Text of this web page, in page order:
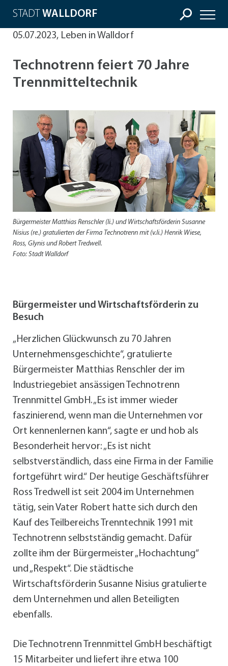
STADT WALLDORF
05.07.2023, Leben in Walldorf
Technotrenn feiert 70 Jahre
Trennmitteltechnik
Bürgermeister Matthias Renschler (li.) und Wirtschaftsförderin Susanne
Nisius (re.) gratulierten der Firma Technotrenn mit (v.li.) Henrik Wiese,
Ross, Glynis und Robert Tredwell.
Foto: Stadt Walldorf
Bürgermeister und Wirtschaftsförderin zu
Besuch
„Herzlichen Glückwunsch zu 70 Jahren
Unternehmensgeschichte“, gratulierte
Bürgermeister Matthias Renschler der im
Industriegebiet ansässigen Technotrenn
Trennmittel GmbH. „Es ist immer wieder
faszinierend, wenn man die Unternehmen vor
Ort kennenlernen kann“, sagte er und hob als
Besonderheit hervor: „Es ist nicht
selbstverständlich, dass eine Firma in der Familie
fortgeführt wird.“ Der heutige Geschäftsführer
Ross Tredwell ist seit 2004 im Unternehmen
tätig, sein Vater Robert hatte sich durch den
Kauf des Teilbereichs Trenntechnik 1991 mit
Technotrenn selbstständig gemacht. Dafür
zollte ihm der Bürgermeister „Hochachtung“
und „Respekt“. Die städtische
Wirtschaftsförderin Susanne Nisius gratulierte
dem Unternehmen und allen Beteiligten
ebenfalls.
Die Technotrenn Trennmittel GmbH beschäftigt
15 Mitarbeiter und liefert ihre etwa 100